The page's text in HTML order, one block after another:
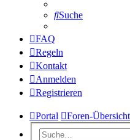
Suche
FAQ
Regeln
Kontakt
Anmelden
Registrieren
Portal Foren-Übersicht